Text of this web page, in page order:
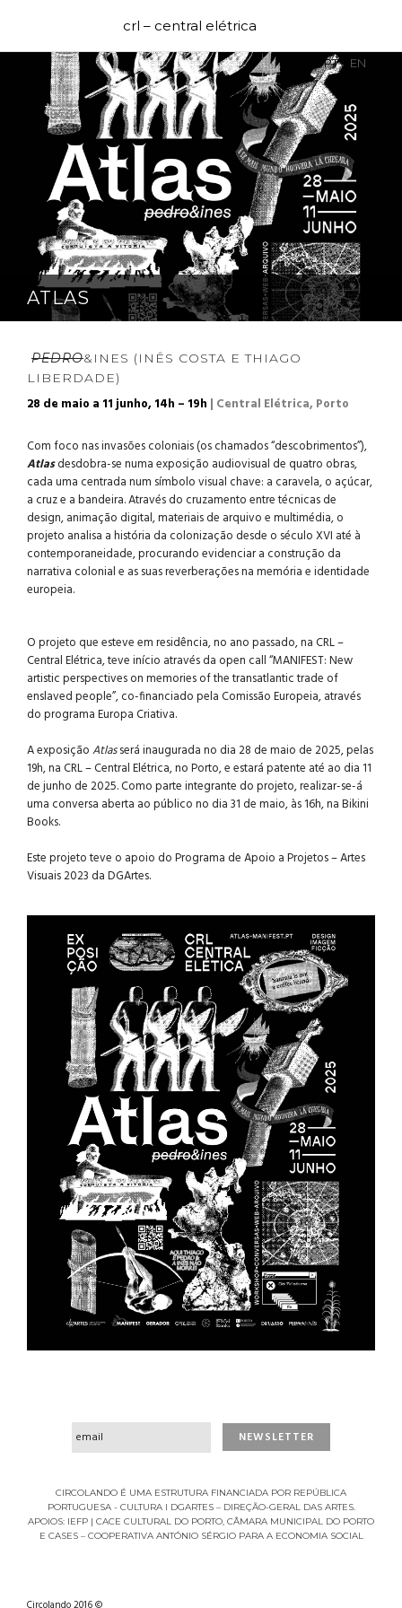
crl – central elétrica
PT EN
ATLAS
PEDRO&INES (INÊS COSTA E THIAGO
LIBERDADE)
28 de maio a 11 junho, 14h – 19h | Central Elétrica, Porto
Com foco nas invasões coloniais (os chamados “descobrimentos”),
Atlasdesdobra-se numa exposição audiovisual de quatro obras,
cada uma centrada num símbolo visual chave: a caravela, o açúcar,
a cruz e a bandeira. Através do cruzamento entre técnicas de
design, animação digital, materiais de arquivo e multimédia, o
projeto analisa a história da colonização desde o século XVI até à
contemporaneidade, procurando evidenciar a construção da
narrativa colonial e as suas reverberações na memória e identidade
europeia.
O projeto que esteve em residência, no ano passado, na CRL –
Central Elétrica, teve início através da open call “MANIFEST: New
artistic perspectives on memories of the transatlantic trade of
enslaved people”, co-financiado pela Comissão Europeia, através
do programa Europa Criativa.
A exposiçãoAtlasserá inaugurada no dia28 de maio de 2025, pelas
19h, na CRL – Central Elétrica, no Porto,e estará patente até ao dia 11
de junho de 2025. Como parte integrante do projeto, realizar-se-á
uma conversa aberta ao públicono dia31 de maio, às 16h, na Bikini
Books.
Este projeto teve o apoio do Programa de Apoio a Projetos – Artes
Visuais 2023 da DGArtes.
CIRCOLANDO É UMA ESTRUTURA FINANCIADA POR REPÚBLICA
PORTUGUESA - CULTURA I DGARTES – DIREÇÃO-GERAL DAS ARTES.
APOIOS: IEFP | CACE CULTURAL DO PORTO, CÂMARA MUNICIPAL DO PORTO
E CASES – COOPERATIVA ANTÓNIO SÉRGIO PARA A ECONOMIA SOCIAL